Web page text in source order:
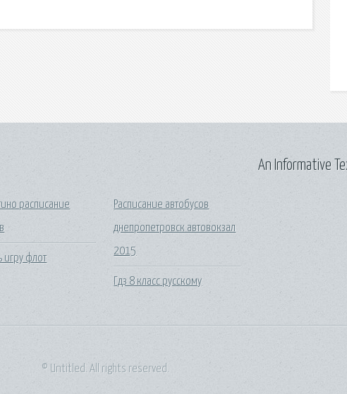
расписание
игру флот
Расписание автобусов
днепропетровск автовокзал
2015
Гдз 8 класс русскому
An Informative
© Untitled. All rights reserved.